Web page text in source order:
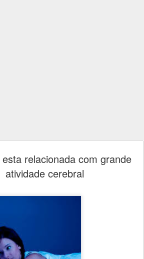
relacionada com grande
atividade cerebral